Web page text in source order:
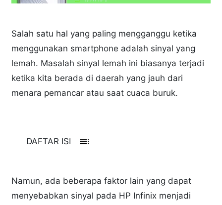
Salah satu hal yang paling mengganggu ketika
menggunakan smartphone adalah sinyal yang
lemah. Masalah sinyal lemah ini biasanya terjadi
ketika kita berada di daerah yang jauh dari
menara pemancar atau saat cuaca buruk.
DAFTAR ISI toc
Namun, ada beberapa faktor lain yang dapat
menyebabkan sinyal pada HP Infinix menjadi